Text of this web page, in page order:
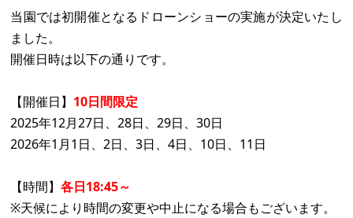
当園では初開催となるドローンショーの実施が決定いたし
ました。
開催日時は以下の通りです。
【開催日】 10日間限定
2025年12月27日、28日、29日、30日
2026年1月1日、2日、3日、4日、10日、11日
【時間】各日18:45～
※天候により時間の変更や中止になる場合もございます。